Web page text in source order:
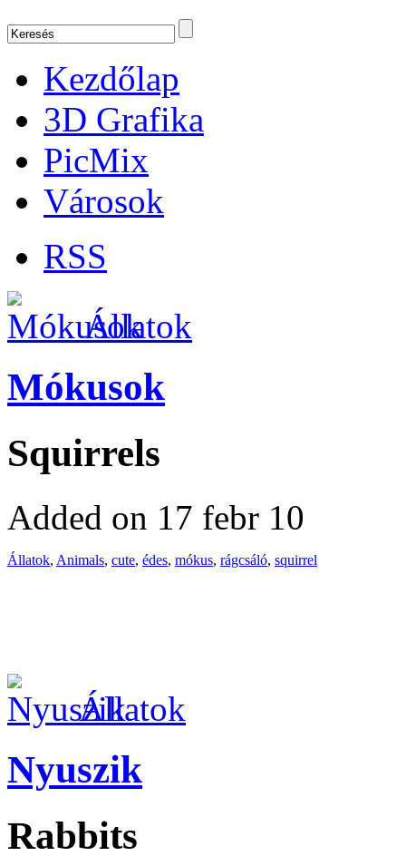
Kezdőlap
3D Grafika
PicMix
Városok
RSS
Állatok
Mókusok
Squirrels
Added on 17 febr 10
Állatok, Animals, cute, édes, mókus, rágcsáló, squirrel
Állatok
Nyuszik
Rabbits